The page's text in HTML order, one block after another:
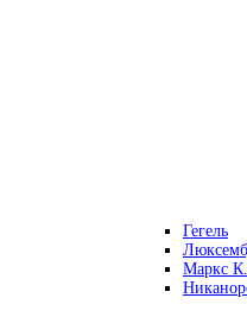
Гегель
Маркс К.